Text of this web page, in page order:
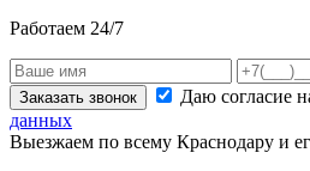
Работаем 24/7
Заказать звонок Даю согласие
данных
Выезжаем по всему Краснодару и